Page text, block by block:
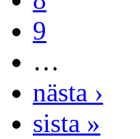
9
…
nästa ›
sista »